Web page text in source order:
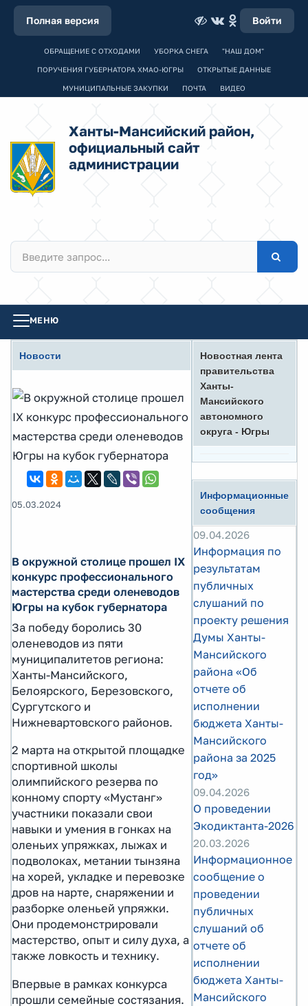
Полная версия Войти
ОБРАЩЕНИЕ С ОТХОДАМИ УБОРКА СНЕГА "НАШ ДОМ"
ПОРУЧЕНИЯ ГУБЕРНАТОРА ХМАО-ЮГРЫ ОТКРЫТЫЕ ДАННЫЕ
МУНИЦИПАЛЬНЫЕ ЗАКУПКИ ПОЧТА ВИДЕО
Ханты-Мансийский район,
официальный сайт
администрации
МЕНЮ
Новости
05.03.2024
В окружной столице прошел IX
конкурс профессионального
мастерства среди оленеводов
Югры на кубок губернатора
За победу боролись 30
оленеводов из пяти
муниципалитетов региона:
Ханты-Мансийского,
Белоярского, Березовского,
Сургутского и
Нижневартовского районов.
2 марта на открытой площадке
спортивной школы
олимпийского резерва по
конному спорту «Мустанг»
участники показали свои
навыки и умения в гонках на
оленьих упряжках, лыжах и
подволоках, метании тынзяна
на хорей, укладке и перевозке
дров на нарте, снаряжении и
разборке оленьей упряжки.
Они продемонстрировали
мастерство, опыт и силу духа, а
также ловкость и технику.
Впервые в рамках конкурса
прошли семейные состязания.
Новостная лента
правительства
Ханты-
Мансийского
автономного
округа - Югры
Информационные
сообщения
09.04.2026
Информация по
результатам
публичных
слушаний по
проекту решения
Думы Ханты-
Мансийского
района «Об
отчете об
исполнении
бюджета Ханты-
Мансийского
района за 2025
год»
09.04.2026
О проведении
Экодиктанта-2026
20.03.2026
Информационное
сообщение о
проведении
публичных
слушаний об
отчете об
исполнении
бюджета Ханты-
Мансийского